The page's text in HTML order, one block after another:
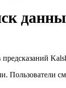
Пользователи